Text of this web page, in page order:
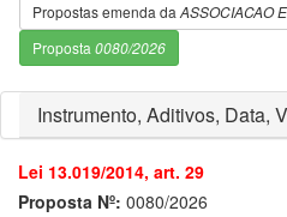
Propostas emenda da ASSOCIACAO
Proposta 0080/2026
Instrumento, Aditivos, Data,
Lei 13.019/2014, art. 29
Proposta Nº: 0080/2026